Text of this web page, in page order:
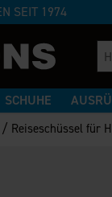
SEIT 1974
SCHUHE
/ Reiseschüssel für